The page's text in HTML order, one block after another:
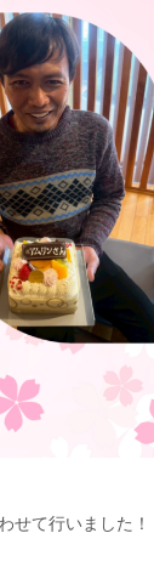
せて行いました！